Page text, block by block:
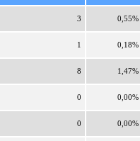
3 0,55%
1 0,18%
8 1,47%
0 0,00%
0 0,00%